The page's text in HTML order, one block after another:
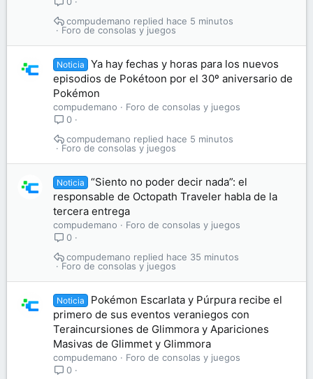
Foro de consolas y juegos
hace 5 minutos
compudemano
Noticia
Ya hay fechas y horas para los nuevos
episodios de Pokétoon por el 30º aniversario de
Pokémon
compudemano
Foro de consolas y juegos
0
Foro de consolas y juegos
hace 5 minutos
compudemano
Noticia
“Siento no poder decir nada”: el
responsable de Octopath Traveler habla de la
tercera entrega
compudemano
Foro de consolas y juegos
0
Foro de consolas y juegos
hace 35 minutos
compudemano
Noticia
Pokémon Escarlata y Púrpura recibe el
primero de sus eventos veraniegos con
Teraincursiones de Glimmora y Apariciones
Masivas de Glimmet y Glimmora
compudemano
Foro de consolas y juegos
0